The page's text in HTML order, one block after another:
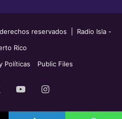
reservados | Radio Isla -
Rico
Políticas Public Files
YouTubeInstagram